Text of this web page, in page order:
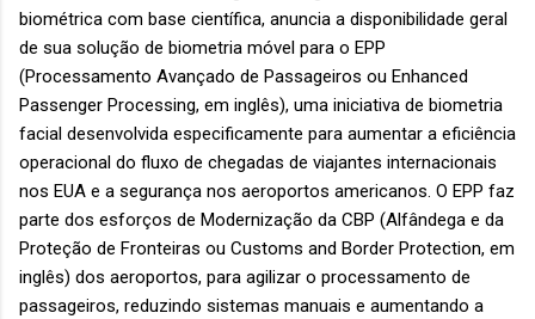
biométrica com base científica, anuncia a disponibilidade geral
de sua solução de biometria móvel para o EPP
(Processamento Avançado de Passageiros ou Enhanced
Passenger Processing, em inglês), uma iniciativa de biometria
facial desenvolvida especificamente para aumentar a eficiência
operacional do fluxo de chegadas de viajantes internacionais
nos EUA e a segurança nos aeroportos americanos. O EPP faz
parte dos esforços de Modernização da CBP (Alfândega e da
Proteção de Fronteiras ou Customs and Border Protection, em
inglês) dos aeroportos, para agilizar o processamento de
passageiros, reduzindo sistemas manuais e aumentando a